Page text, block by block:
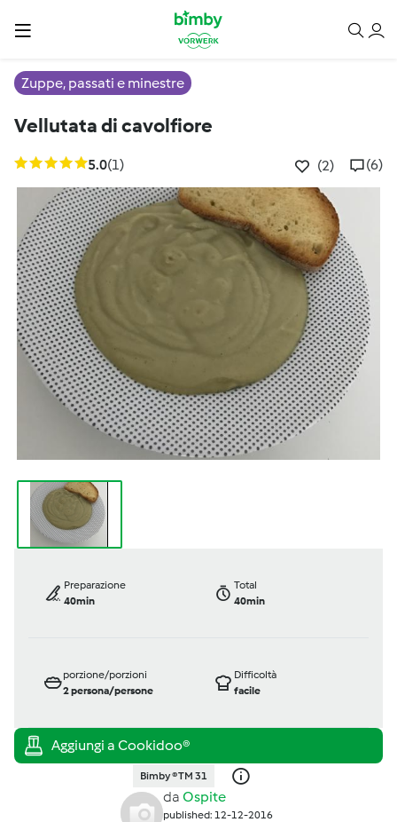
Zuppe, passati e minestre
Vellutata di cavolfiore
5.0(1) (2) (6)
Preparazione
40min
Total
40min
porzione/porzioni
2persona/persone
Difficoltà
facile
Bimby ® TM 31
da Ospite
published: 12-12-2016